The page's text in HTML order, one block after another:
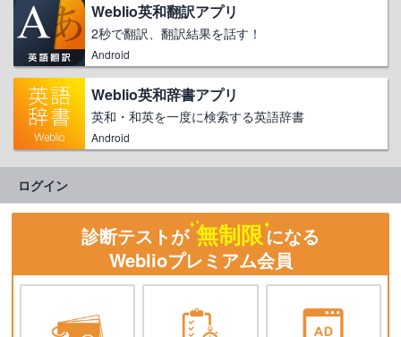
Weblio英和翻訳アプリ
2秒で翻訳、翻訳結果を話す！
Android
Weblio英和辞書アプリ
英和・和英を一度に検索する英語辞書
Android
ログイン
診断テストが 無制限になる
Weblioプレミアム会員